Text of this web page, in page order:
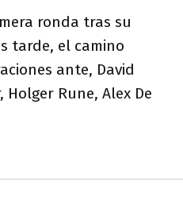
ronda tras su
tarde, el camino
ante, David
Rune, Alex De